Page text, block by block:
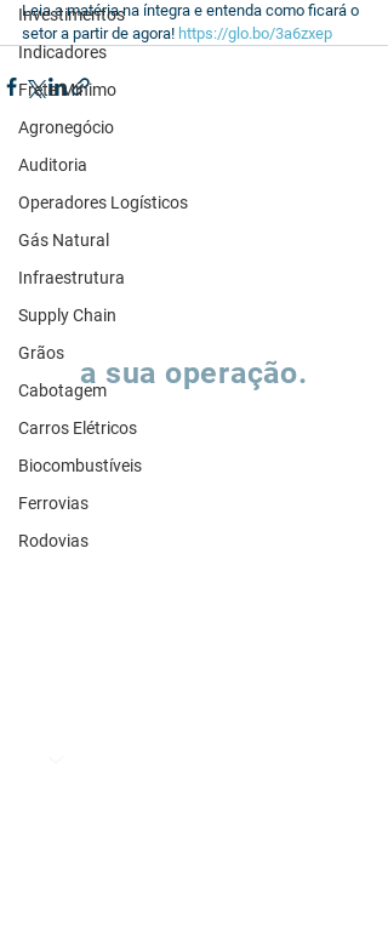
Investimentos
Indicadores
Frete Mínimo
Agronegócio
Auditoria
Operadores Logísticos
Gás Natural
Infraestrutura
Supply Chain
Grãos
Cabotagem
Carros Elétricos
Biocombustíveis
Ferrovias
Rodovias
Leia a matéria na íntegra e entenda como ficará o
setor a partir de agora! https://glo.bo/3a6zxep
Vamos falar sobre
a sua operação.
Preencha o formulário e nossa equipe
entrará em contato para entender como
podemos apoiar a evolução de suas